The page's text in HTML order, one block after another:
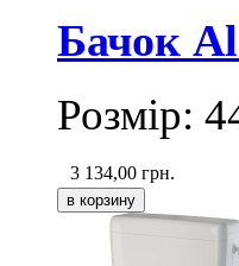
Бачок
Розмір:
3 134,00 грн.